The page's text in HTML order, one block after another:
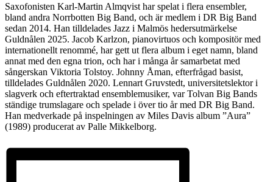
Saxofonisten Karl-Martin Almqvist har spelat i flera ensembler,
bland andra Norrbotten Big Band, och är medlem i DR Big Band
sedan 2014. Han tilldelades Jazz i Malmös hedersutmärkelse
Guldnålen 2025. Jacob Karlzon, pianovirtuos och kompositör med
internationellt renommé, har gett ut flera album i eget namn, bland
annat med den egna trion, och har i många år samarbetat med
sångerskan Viktoria Tolstoy. Johnny Åman, efterfrågad basist,
tilldelades Guldnålen 2020. Lennart Gruvstedt, universitetslektor i
slagverk och eftertraktad ensemblemusiker, var Tolvan Big Bands
ständige trumslagare och spelade i över tio år med DR Big Band.
Han medverkade på inspelningen av Miles Davis album ”Aura”
(1989) producerat av Palle Mikkelborg.